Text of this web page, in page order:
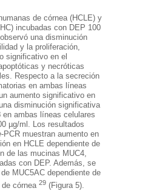
de córnea (HCLE) y
incubadas con DEP 100
una disminución
y la proliferación,
significativo en el
y necróticas
Respecto a la secreción
en ambas líneas
aumento significativo en
disminución significativa
en ambas líneas celulares
µg/ml. Los resultados
-PCR muestran aumento en
en HCLE dependiente de
de las mucinas MUC4,
con DEP. Además, se
MUC5AC dependiente de
córnea 29 (Figura 5).